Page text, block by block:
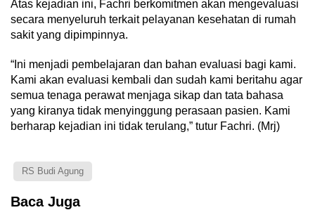
Atas kejadian ini, Fachri berkomitmen akan mengevaluasi
secara menyeluruh terkait pelayanan kesehatan di rumah
sakit yang dipimpinnya.
“Ini menjadi pembelajaran dan bahan evaluasi bagi kami.
Kami akan evaluasi kembali dan sudah kami beritahu agar
semua tenaga perawat menjaga sikap dan tata bahasa
yang kiranya tidak menyinggung perasaan pasien. Kami
berharap kejadian ini tidak terulang,” tutur Fachri. (Mrj)
RS Budi Agung
Baca Juga